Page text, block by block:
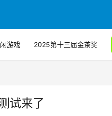
游戏 2025第十三届金茶奖
试来了